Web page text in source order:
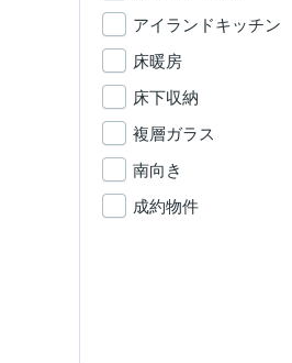
アイランドキッチン
床暖房
床下収納
複層ガラス
南向き
成約物件